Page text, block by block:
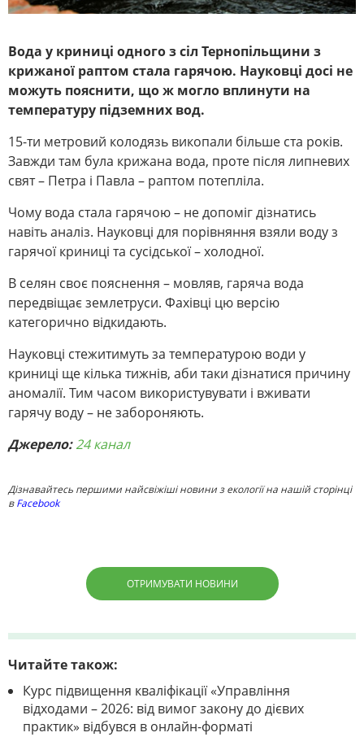
Вода у криниці одного з сіл Тернопільщини з
крижаної раптом стала гарячою. Науковці досі не
можуть пояснити, що ж могло вплинути на
температуру підземних вод.
15-ти метровий колодязь викопали більше ста років.
Завжди там була крижана вода, проте після липневих
свят – Петра і Павла – раптом потепліла.
Чому вода стала гарячою – не допоміг дізнатись
навіть аналіз. Науковці для порівняння взяли воду з
гарячої криниці та сусідської – холодної.
В селян своє пояснення – мовляв, гаряча вода
передвіщає землетруси. Фахівці цю версію
категорично відкидають.
Науковці стежитимуть за температурою води у
криниці ще кілька тижнів, аби таки дізнатися причину
аномалії. Тим часом використувувати і вживати
гарячу воду – не забороняють.
Джерело: 24 канал
Дізнавайтесь першими найсвіжіші новини з екології на нашій сторінці
вFacebook
ОТРИМУВАТИ НОВИНИ
Читайте також:
Курс підвищення кваліфікації «Управління
відходами – 2026: від вимог закону до дієвих
практик» відбувся в онлайн-форматі